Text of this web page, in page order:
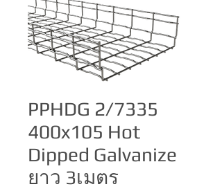
PPHDG 2/7335
400x105 Hot
Dipped Galvanize
ยาว 3เมตร